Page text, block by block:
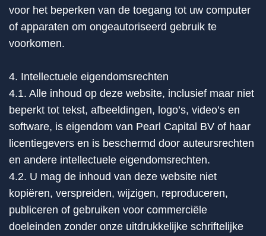
voor het beperken van de toegang tot uw computer
of apparaten om ongeautoriseerd gebruik te
voorkomen.
4. Intellectuele eigendomsrechten
4.1. Alle inhoud op deze website, inclusief maar niet
beperkt tot tekst, afbeeldingen, logo’s, video’s en
software, is eigendom van Pearl Capital BV of haar
licentiegevers en is beschermd door auteursrechten
en andere intellectuele eigendomsrechten.
4.2. U mag de inhoud van deze website niet
kopiëren, verspreiden, wijzigen, reproduceren,
publiceren of gebruiken voor commerciële
doeleinden zonder onze uitdrukkelijke schriftelijke